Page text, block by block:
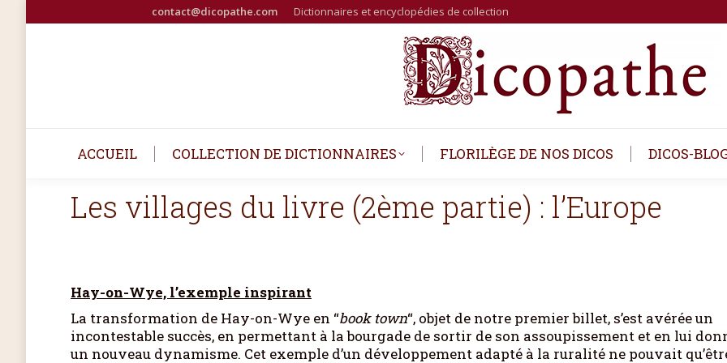
contact@dicopathe.com Dictionnaires et encyclopédies de collection
ACCUEIL COLLECTION DE DICTIONNAIRES FLORILÈGE DE NOS DICOS DICOS-
Les villages du livre (2ème partie) : l’Europe
Hay-on-Wye, l’exemple inspirant
La transformation de Hay-on-Wye en “book town“, objet de notre premier billet, s’est avérée un
incontestable succès, en permettant à la bourgade de sortir de son assoupissement et en lui
un nouveau dynamisme. Cet exemple d’un développement adapté à la ruralité ne pouvait